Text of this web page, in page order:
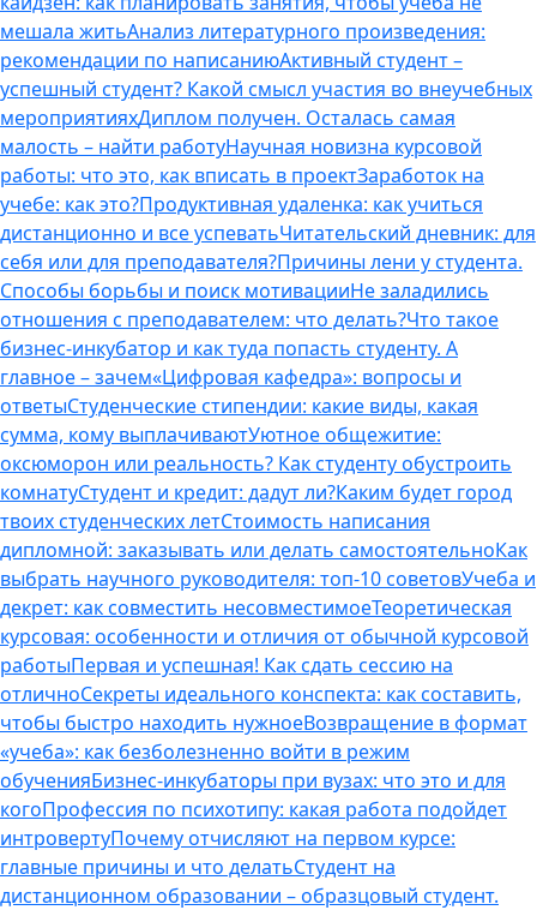
мешала житьАнализ литературного произведения:
рекомендации по написаниюАктивный студент –
успешный студент? Какой смысл участия во внеучебных
мероприятияхДиплом получен. Осталась самая
малость – найти работуНаучная новизна курсовой
работы: что это, как вписать в проектЗаработок на
учебе: как это?Продуктивная удаленка: как учиться
дистанционно и все успеватьЧитательский дневник: для
себя или для преподавателя?Причины лени у студента.
Способы борьбы и поиск мотивацииНе заладились
отношения с преподавателем: что делать?Что такое
бизнес-инкубатор и как туда попасть студенту. А
главное – зачем«Цифровая кафедра»: вопросы и
ответыСтуденческие стипендии: какие виды, какая
сумма, кому выплачиваютУютное общежитие:
оксюморон или реальность? Как студенту обустроить
комнатуСтудент и кредит: дадут ли?Каким будет город
твоих студенческих летСтоимость написания
дипломной: заказывать или делать самостоятельноКак
выбрать научного руководителя: топ-10 советовУчеба и
декрет: как совместить несовместимоеТеоретическая
курсовая: особенности и отличия от обычной курсовой
работыПервая и успешная! Как сдать сессию на
отличноСекреты идеального конспекта: как составить,
чтобы быстро находить нужноеВозвращение в формат
«учеба»: как безболезненно войти в режим
обученияБизнес-инкубаторы при вузах: что это и для
когоПрофессия по психотипу: какая работа подойдет
интровертуПочему отчисляют на первом курсе:
главные причины и что делатьСтудент на
дистанционном образовании – образцовый студент.